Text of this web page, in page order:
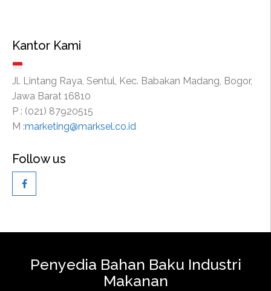
Kantor Kami
Jl. Lintang Raya, Sentul, Kec. Babakan Madang, Bogor,
Jawa Barat 16810
P : (021) 87920515
M :marketing@marksel.co.id
Follow us
Penyedia Bahan Baku Industri
Makanan